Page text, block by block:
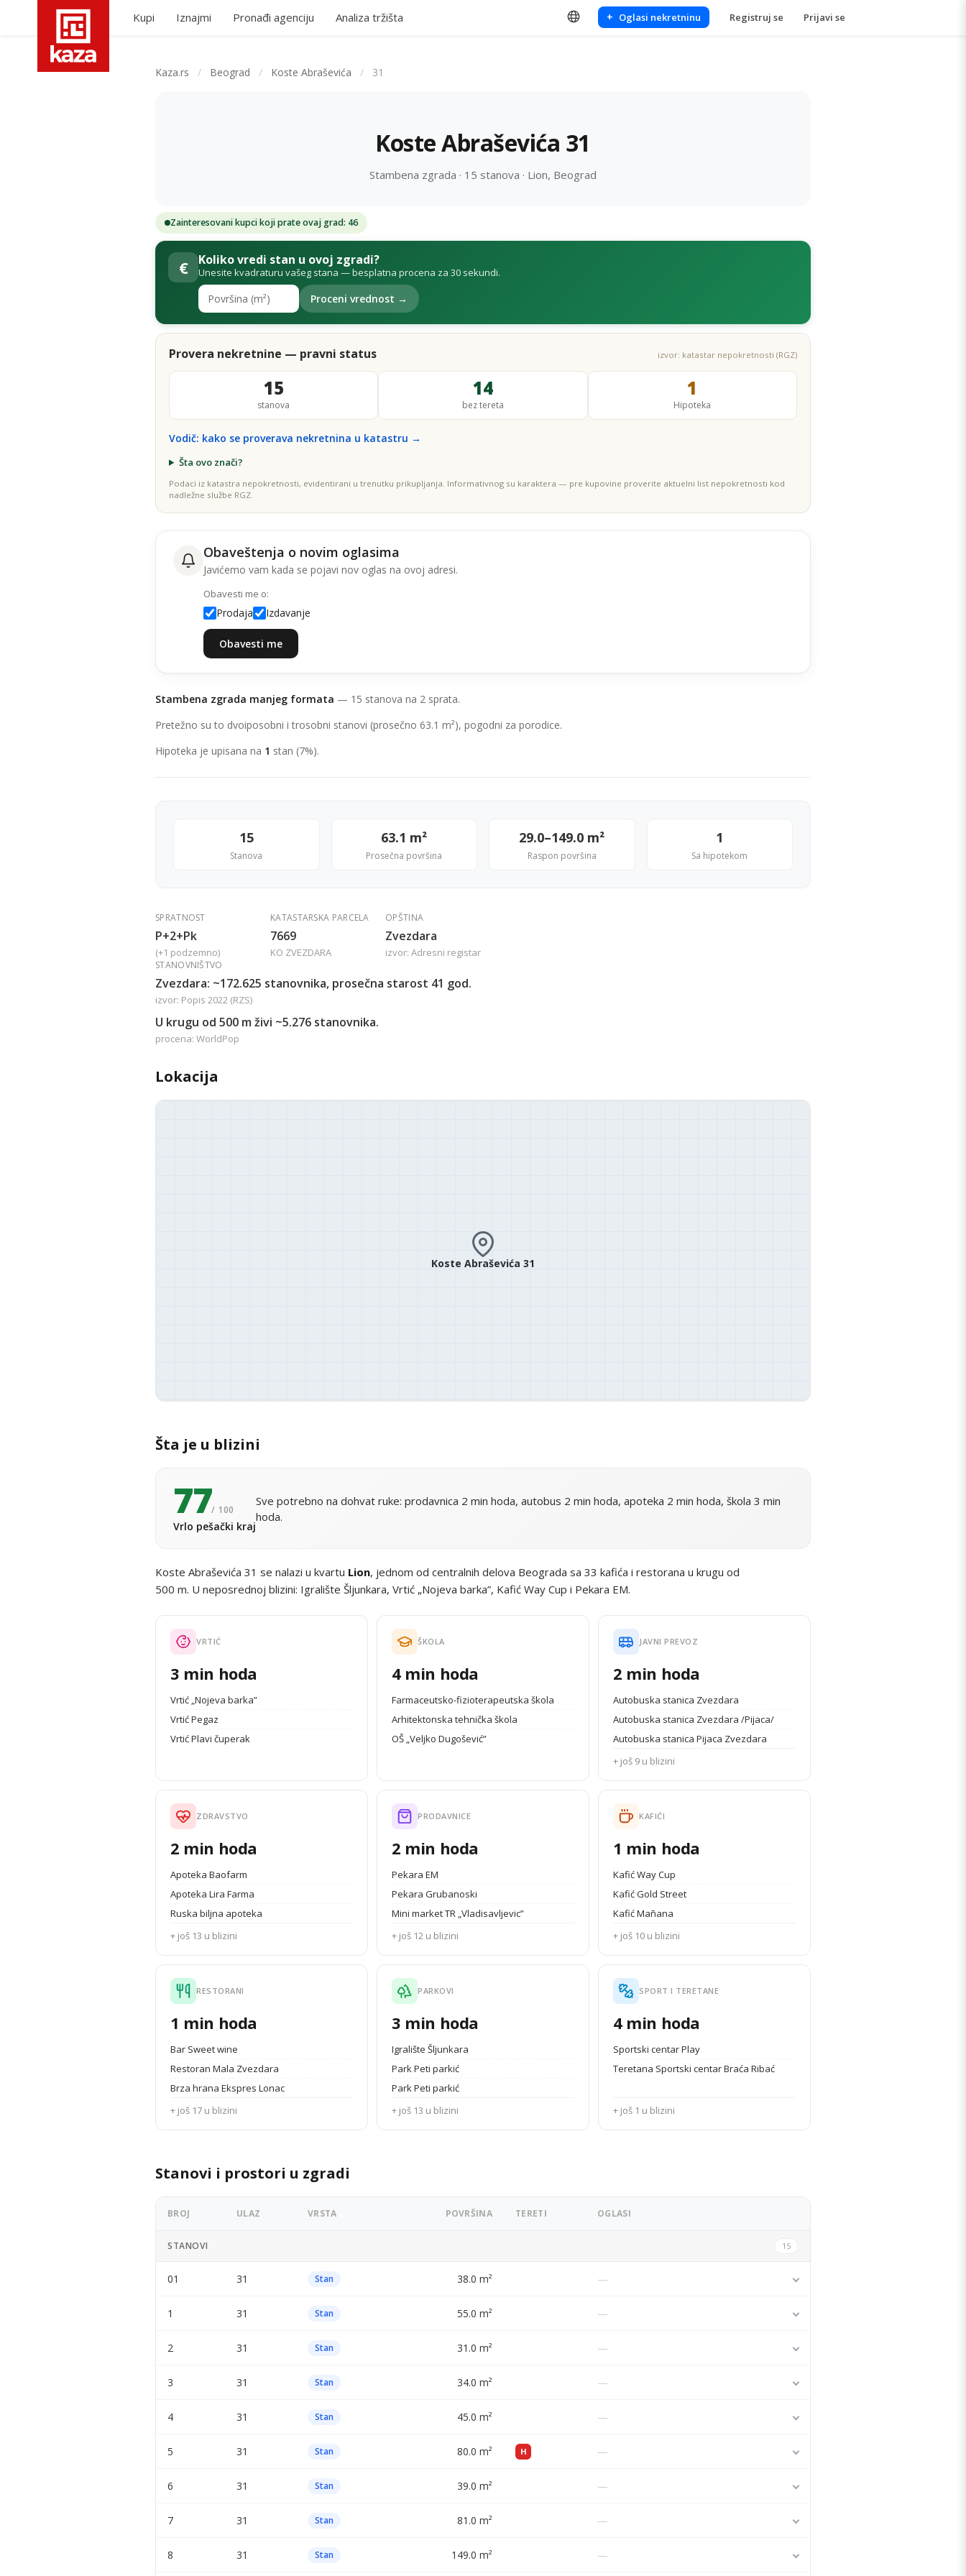
Kupi Iznajmi Pronađi agenciju Analiza tržišta + Oglasi nekretninu Registruj se Prijavi se
Kaza.rs / Beograd / Koste Abraševića / 31
Koste Abraševića 31
Stambena zgrada · 15 stanova · Lion, Beograd
Zainteresovani kupci koji prate ovaj grad: 46
€ Koliko vredi stan u ovoj zgradi?
Unesite kvadraturu vašeg stana — besplatna procena za 30 sekundi.
Proceni vrednost →
Provera nekretnine — pravni status izvor: katastar nepokretnosti (RGZ)
15
stanova
14
bez tereta
1
Hipoteka
Vodič: kako se proverava nekretnina u katastru →
Šta ovo znači?
Podaci iz katastra nepokretnosti, evidentirani u trenutku prikupljanja. Informativnog su karaktera — pre kupovine proverite aktuelni list nepokretnosti kod
nadležne službe RGZ.
Obaveštenja o novim oglasima
Javićemo vam kada se pojavi nov oglas na ovoj adresi.
Obavesti me o:
Prodaja Izdavanje
Obavesti me
Stambena zgrada manjeg formata — 15 stanova na 2 sprata.
Pretežno su to dvoiposobni i trosobni stanovi (prosečno 63.1 m²), pogodni za porodice.
Hipoteka je upisana na 1 stan (7%).
15
Stanova
63.1 m²
Prosečna površina
29.0–149.0 m²
Raspon površina
1
Sa hipotekom
SPRATNOST
P+2+Pk
(+1 podzemno)
KATASTARSKA PARCELA
7669
KO ZVEZDARA
OPŠTINA
Zvezdara
izvor: Adresni registar
STANOVNIŠTVO
Zvezdara: ~172.625 stanovnika, prosečna starost 41 god.
izvor: Popis 2022 (RZS)
U krugu od 500 m živi ~5.276 stanovnika.
procena: WorldPop
Lokacija
Koste Abraševića 31
Šta je u blizini
77/ 100
Vrlo pešački kraj
Sve potrebno na dohvat ruke: prodavnica 2 min hoda, autobus 2 min hoda, apoteka 2 min hoda, škola 3 min
hoda.
Koste Abraševića 31 se nalazi u kvartu Lion, jednom od centralnih delova Beograda sa 33 kafića i restorana u krugu od
500 m. U neposrednoj blizini: Igralište Šljunkara, Vrtić „Nojeva barka”, Kafić Way Cup i Pekara EM.
VRTIĆ
3 min hoda
Vrtić „Nojeva barka”
Vrtić Pegaz
Vrtić Plavi čuperak
ŠKOLA
4 min hoda
Farmaceutsko-fizioterapeutska škola
Arhitektonska tehnička škola
OŠ „Veljko Dugošević”
JAVNI PREVOZ
2 min hoda
Autobuska stanica Zvezdara
Autobuska stanica Zvezdara /Pijaca/
Autobuska stanica Pijaca Zvezdara
+ još 9 u blizini
ZDRAVSTVO
2 min hoda
Apoteka Baofarm
Apoteka Lira Farma
Ruska biljna apoteka
+ još 13 u blizini
PRODAVNICE
2 min hoda
Pekara EM
Pekara Grubanoski
Mini market TR „Vladisavljevic”
+ još 12 u blizini
KAFIĆI
1 min hoda
Kafić Way Cup
Kafić Gold Street
Kafić Mañana
+ još 10 u blizini
RESTORANI
1 min hoda
Bar Sweet wine
Restoran Mala Zvezdara
Brza hrana Ekspres Lonac
+ još 17 u blizini
PARKOVI
3 min hoda
Igralište Šljunkara
Park Peti parkić
Park Peti parkić
+ još 13 u blizini
SPORT I TERETANE
4 min hoda
Sportski centar Play
Teretana Sportski centar Braća Ribać
+ još 1 u blizini
Stanovi i prostori u zgradi
BROJ ULAZ VRSTA POVRŠINA TERETI OGLASI
STANOVI 15
01 31 Stan 38.0 m² —
1 31 Stan 55.0 m² —
2 31 Stan 31.0 m² —
3 31 Stan 34.0 m² —
4 31 Stan 45.0 m² —
5 31 Stan 80.0 m² H —
6 31 Stan 39.0 m² —
7 31 Stan 81.0 m² —
8 31 Stan 149.0 m² —